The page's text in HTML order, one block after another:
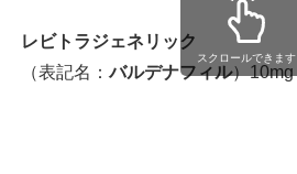
レビトラジェネリック
（表記名：バルデナフィル）10mg
スクロールできます